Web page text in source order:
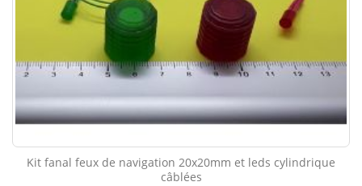
Kit fanal feux de navigation 20x20mm et leds cylindrique
câblées